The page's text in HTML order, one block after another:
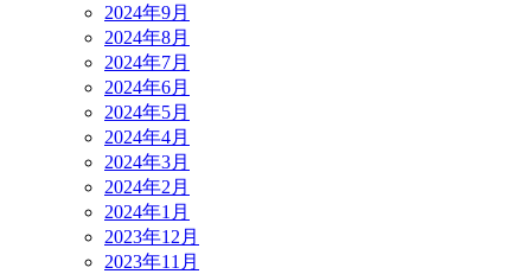
2024年9月
2024年8月
2024年7月
2024年6月
2024年5月
2024年4月
2024年3月
2024年2月
2024年1月
2023年12月
2023年11月